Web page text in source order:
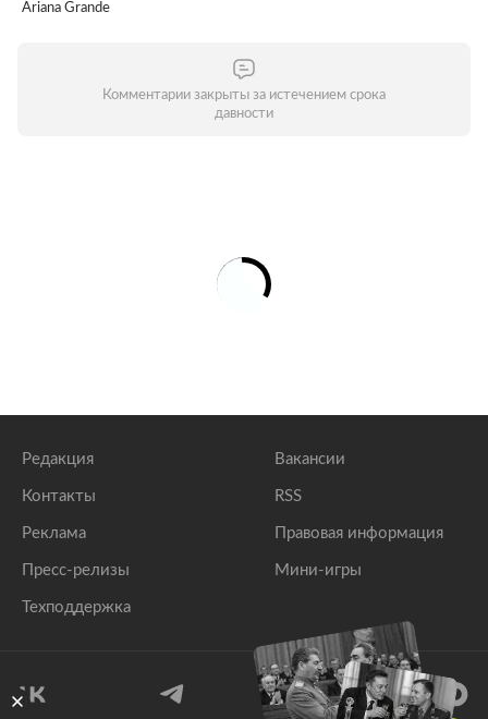
Ariana Grande
Комментарии закрыты за истечением срока
давности
Редакция
Контакты
Реклама
Пресс-релизы
Техподдержка
Вакансии
RSS
Правовая информация
Мини-игры